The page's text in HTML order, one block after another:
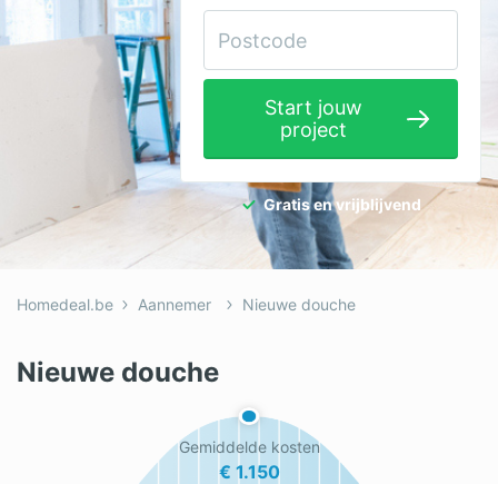
Dakwerken
Elektricien
Gevelwerken
Hekwerken
Isolatie
Loodgieter
Start jouw
project
Gratis en vrijblijvend
Homedeal.be Aannemer Nieuwe douche
Nieuwe douche
Gemiddelde kosten
€ 1.150